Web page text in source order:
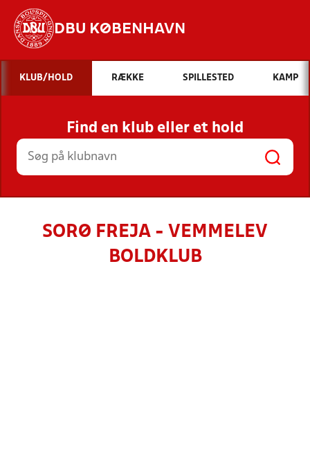
DBU KØBENHAVN
Hvad vil du søge efter?
INDHOLD OG NYHEDER
STILLINGER, RESULTATER, KLUBBER OG
HOLD
KLUB/HOLD RÆKKE SPILLESTED KAMP
Find en klub eller et hold
SORØ FREJA - VEMMELEV
BOLDKLUB